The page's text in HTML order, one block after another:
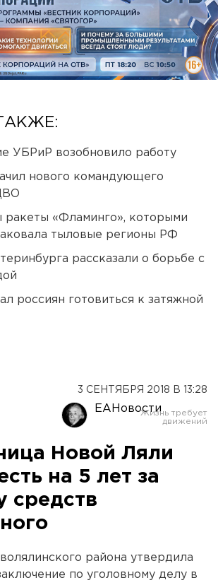
УБРиР возобновило работу
нового командующего
ракеты «Фламинго», которыми
тыловые регионы РФ
рассказали о борьбе с
россиян готовиться к затяжной
3 СЕНТЯБРЯ 2018 В 13:28
ЕАНовости
Новой Ляли
на 5 лет за
средств
района утвердила
по уголовному делу в